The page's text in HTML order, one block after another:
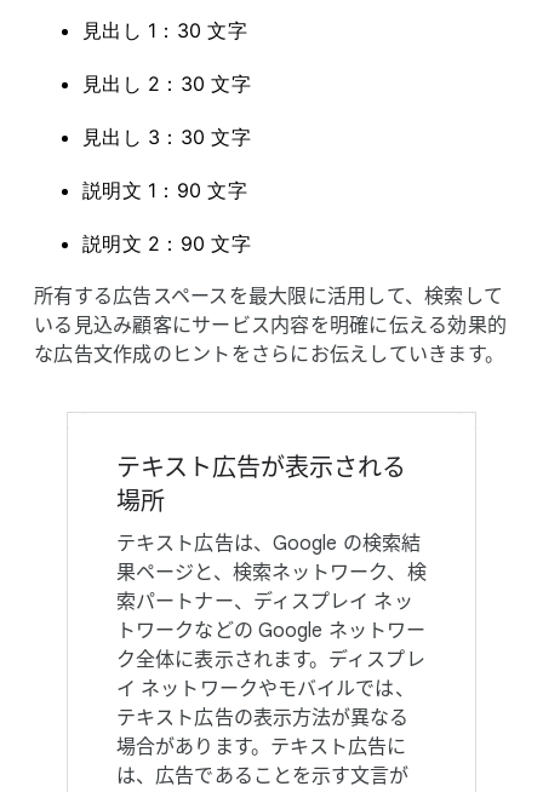
見出し 1：30 文字
見出し 2：30 文字
見出し 3：30 文字
説明文 1：90 文字
説明文 2：90 文字
所有する​広告スペースを​最大限に​活用して、​検索して
いる​見込み顧客に​サービス内容を​明確に​伝える​効果的
な​広告文作成の​ヒントを​さらに​お伝えしていきます。
テキスト​広告が​表示される​
場所
テキスト​広告は、​Google の​検索結
果​ページと、​検索ネットワーク、​検
索パートナー、​ディスプレイ ネッ
トワークなどの Google ネットワー
ク全体に​表示されます。​ディスプレ
イ ネットワークや​モバイルでは、​
テキスト​広告の​表示方​法が​異なる​
場合が​あります。​テキスト​広告に
は、​広告である​ことを​示す文言が​